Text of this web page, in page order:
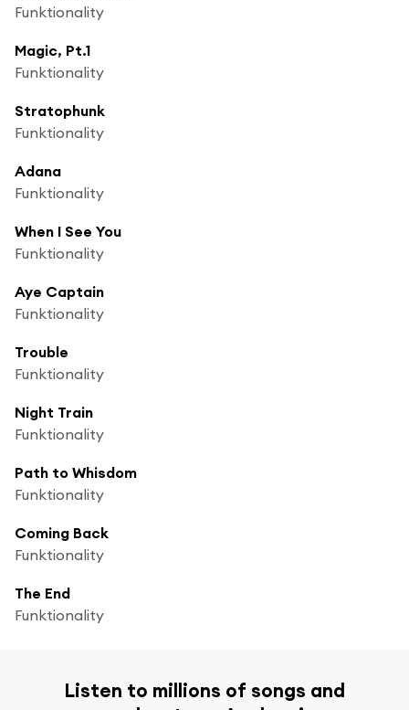
Funktionality
Magic, Pt.1
Funktionality
Stratophunk
Funktionality
Adana
Funktionality
When I See You
Funktionality
Aye Captain
Funktionality
Trouble
Funktionality
Night Train
Funktionality
Path to Whisdom
Funktionality
Coming Back
Funktionality
The End
Funktionality
Listen to millions of songs and